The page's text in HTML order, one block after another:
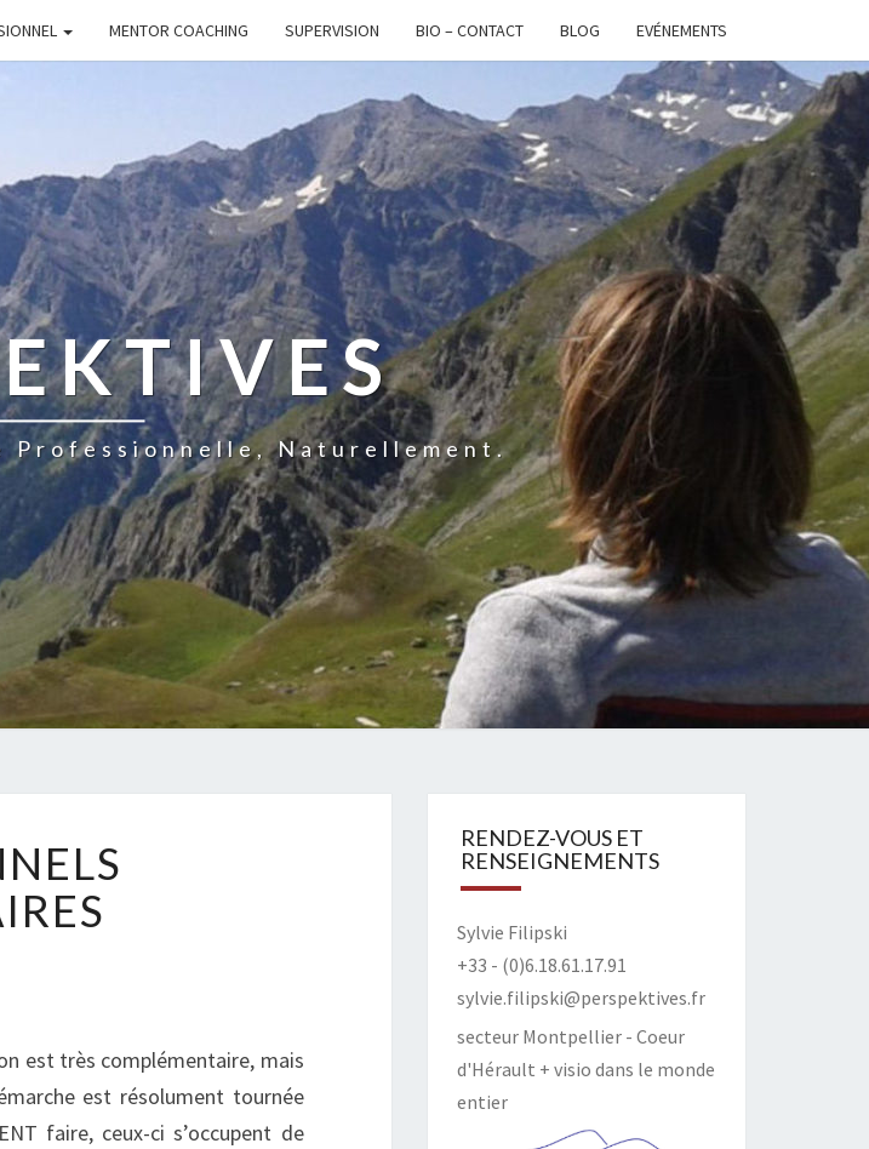
MENTOR COACHING SUPERVISION BIO – CONTACT BLOG EVÉNEMENTS
Professionnelle, Naturellement.
est très complémentaire, mais
est résolument tournée
faire, ceux-ci s’occupent de
RENDEZ-VOUS ET
RENSEIGNEMENTS
Sylvie Filipski
+33 - (0)6.18.61.17.91
sylvie.filipski@perspektives.fr
secteur Montpellier - Coeur
d'Hérault + visio dans le monde
entier